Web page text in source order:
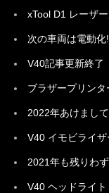
xTool D1 レーザ
次の車両は電動化!
V40記事更新終了
ブラザープリンタ
2022年あけまし
V40 イモビライザ
2021年も残りわず
V40 ヘッドライ